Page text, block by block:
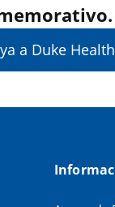
a Duke Health